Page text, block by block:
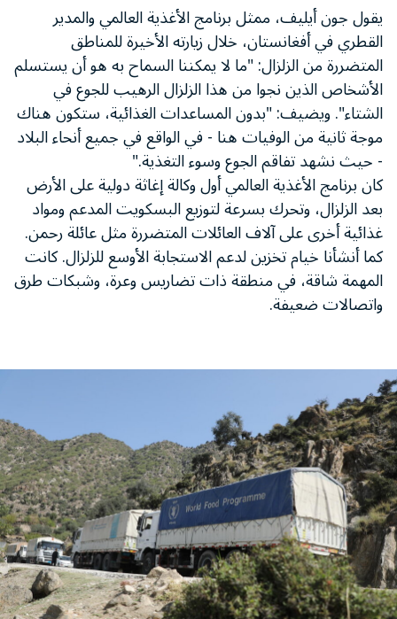
يقول جون أيليف، ممثل برنامج الأغذية العالمي والمدير
القطري في أفغانستان، خلال زيارته الأخيرة للمناطق
المتضررة من الزلزال: "ما لا يمكننا السماح به هو أن يستسلم
الأشخاص الذين نجوا من هذا الزلزال الرهيب للجوع في
الشتاء". ويضيف: "بدون المساعدات الغذائية، ستكون هناك
موجة ثانية من الوفيات هنا - في الواقع في جميع أنحاء البلاد
- حيث نشهد تفاقم الجوع وسوء التغذية."
كان برنامج الأغذية العالمي أول وكالة إغاثة دولية على الأرض
بعد الزلزال، وتحرك بسرعة لتوزيع البسكويت المدعم ومواد
غذائية أخرى على آلاف العائلات المتضررة مثل عائلة رحمن.
كما أنشأنا خيام تخزين لدعم الاستجابة الأوسع للزلزال. كانت
المهمة شاقة، في منطقة ذات تضاريس وعرة، وشبكات طرق
واتصالات ضعيفة.